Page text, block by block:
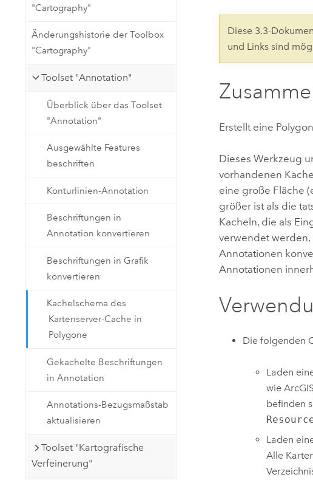
Erstellen Sie Anwendungen für
die Kartenerstellung und
Alle Produkte
"Cartography"
Änderungshistorie der Toolbox
"Cartography"
Toolset "Annotation"
Überblick über das Toolset
"Annotation"
Ausgewählte Features
beschriften
Konturlinien-Annotation
Beschriftungen in
Annotation konvertieren
Beschriftungen in Grafik
konvertieren
Kachelschema des
Kartenserver-Cache in
Polygone
Gekachelte Beschriftungen
in Annotation
Annotations-Bezugsmaßstab
aktualisieren
Toolset "Kartografische
Verfeinerung"
Diese 3.3-
und Links sind
Erstellt eine
Dieses Werkzeug
vorhandenen
eine große Fläche
größer ist als die
Kacheln, die als
verwendet
Annotationen
Annotationen
Die folgenden
Laden
wie
befinden
Laden
Alle